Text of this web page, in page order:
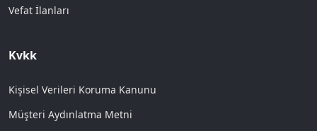
Vefat İlanları
Kvkk
Kişisel Verileri Koruma Kanunu
Müşteri Aydınlatma Metni